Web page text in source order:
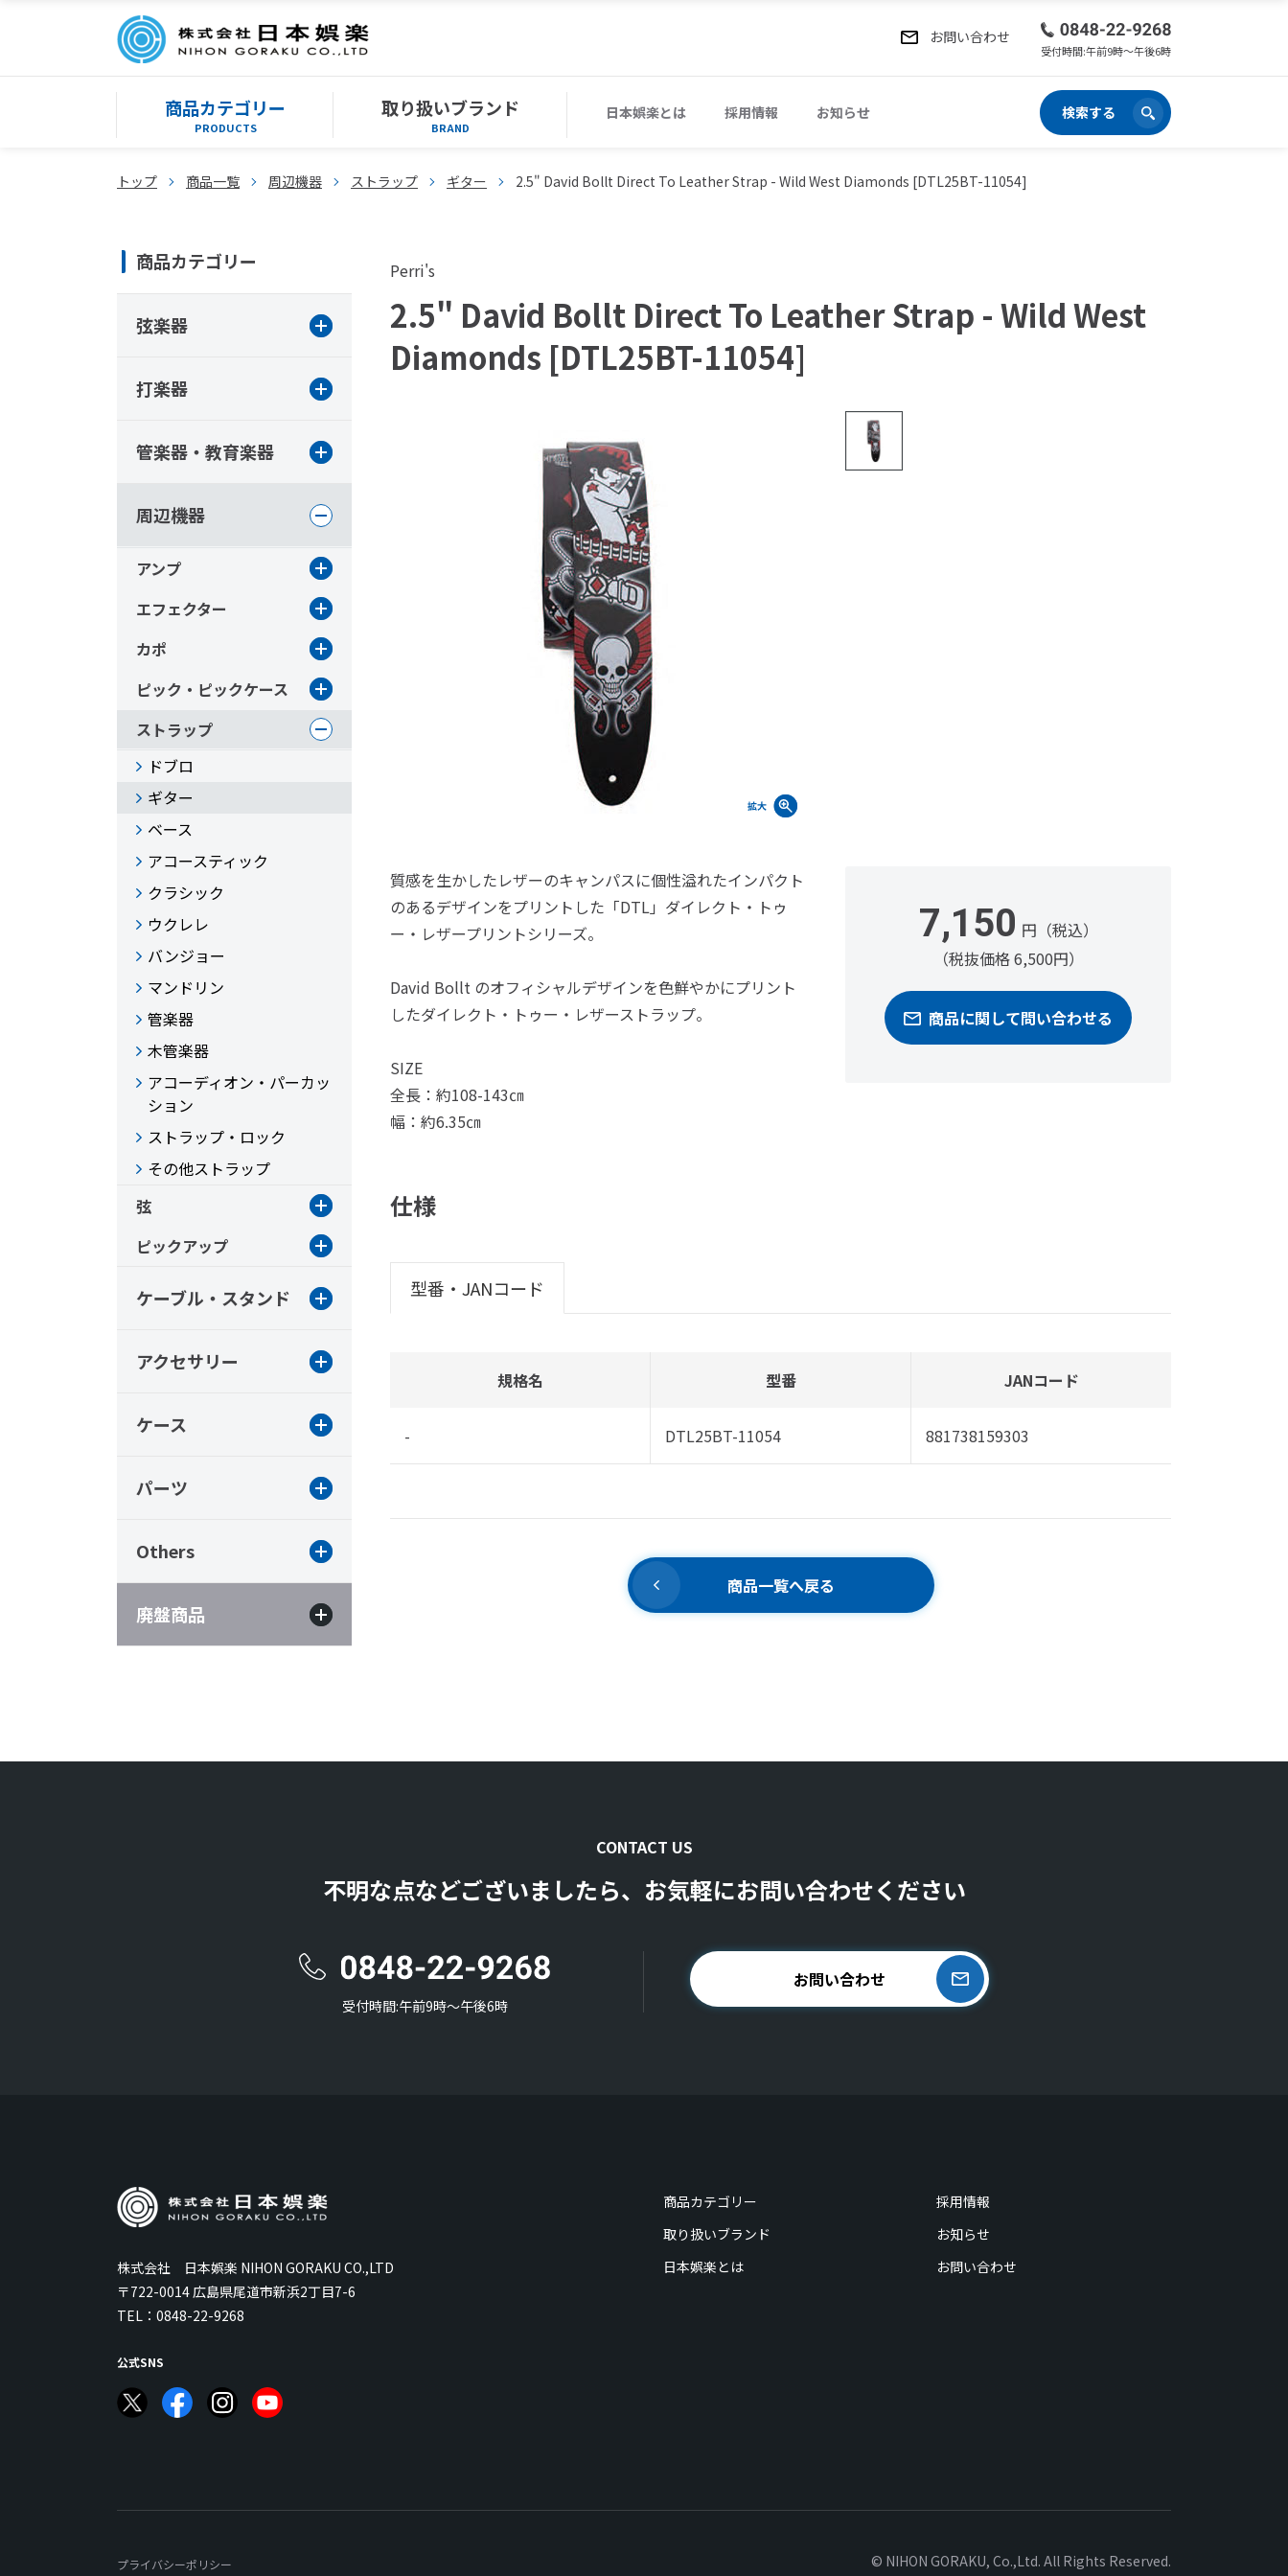
お問い合わせ
受付時間:午前9時〜午後6時
商品カテゴリー
PRODUCTS
取り扱いブランド
BRAND
日本娯楽とは 採用情報 お知らせ 検索する
トップ 商品一覧 周辺機器 ストラップ ギター 2.5" David Bollt Direct To Leather Strap - Wild West Diamonds [DTL25BT-11054]
Perri's
2.5" David Bollt Direct To Leather Strap - Wild West
Diamonds [DTL25BT-11054]
質感を生かしたレザーのキャンパスに個性溢れたインパクト
のあるデザインをプリントした「DTL」ダイレクト・トゥ
ー・レザープリントシリーズ。
David Bollt のオフィシャルデザインを色鮮やかにプリント
したダイレクト・トゥー・レザーストラップ。
SIZE
全長：約108-143㎝
幅：約6.35㎝
7,150 円（税込）
（税抜価格 6,500円）
商品に関して問い合わせる
仕様
型番・JANコード
規格名 型番 JANコード
- DTL25BT-11054 881738159303
商品一覧へ戻る
商品カテゴリー
弦楽器
打楽器
管楽器・教育楽器
周辺機器
アンプ
エフェクター
カポ
ピック・ピックケース
ストラップ
ドブロ
ギター
ベース
アコースティック
クラシック
ウクレレ
バンジョー
マンドリン
管楽器
木管楽器
アコーディオン・パーカッ
ション
ストラップ・ロック
その他ストラップ
弦
ピックアップ
ケーブル・スタンド
アクセサリー
ケース
パーツ
Others
廃盤商品
CONTACT US
不明な点などございましたら、お気軽にお問い合わせください
受付時間:午前9時〜午後6時
お問い合わせ
株式会社 日本娯楽 NIHON GORAKU CO.,LTD
〒722-0014 広島県尾道市新浜2丁目7-6
TEL： 0848-22-9268
公式SNS
商品カテゴリー
採用情報
取り扱いブランド
お知らせ
日本娯楽とは
お問い合わせ
プライバシーポリシー © NIHON GORAKU, Co.,Ltd. All Rights Reserved.